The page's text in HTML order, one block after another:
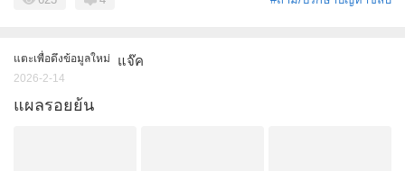
แตะเพื่อดึงข้อมูลใหม่ แจ๊ค
2026-2-14
แผลรอยย้น